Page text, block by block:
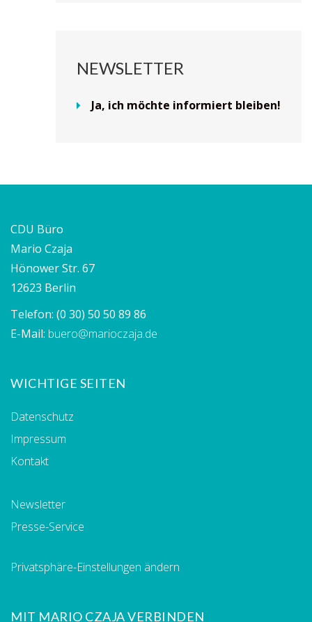
NEWSLETTER
Ja, ich möchte informiert bleiben!
CDU Büro
Mario Czaja
Hönower Str. 67
12623 Berlin
Telefon: (0 30) 50 50 89 86
E-Mail: buero@marioczaja.de
WICHTIGE SEITEN
Datenschutz
Impressum
Kontakt
Newsletter
Presse-Service
Privatsphäre-Einstellungen ändern
MIT MARIO CZAJA VERBINDEN